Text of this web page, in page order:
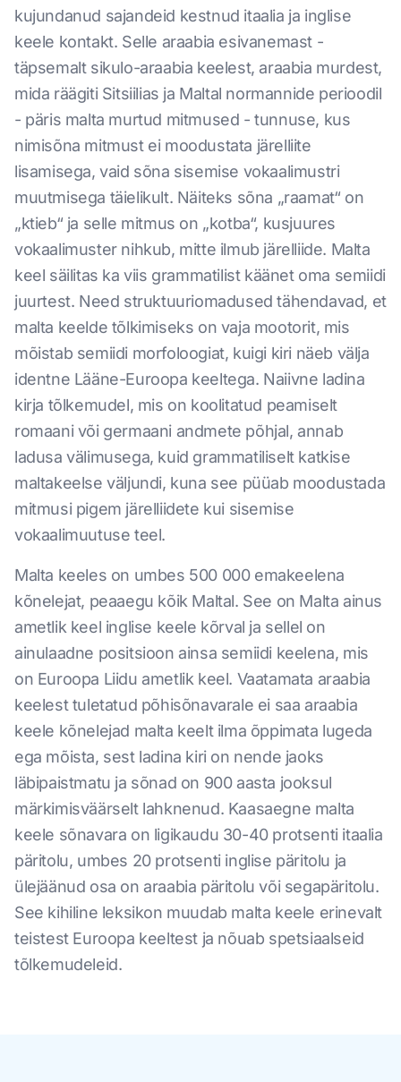
kujundanud sajandeid kestnud itaalia ja inglise
keele kontakt. Selle araabia esivanemast -
täpsemalt sikulo-araabia keelest, araabia murdest,
mida räägiti Sitsiilias ja Maltal normannide perioodil
- päris malta murtud mitmused - tunnuse, kus
nimisõna mitmust ei moodustata järelliite
lisamisega, vaid sõna sisemise vokaalimustri
muutmisega täielikult. Näiteks sõna „raamat“ on
„ktieb“ ja selle mitmus on „kotba“, kusjuures
vokaalimuster nihkub, mitte ilmub järelliide. Malta
keel säilitas ka viis grammatilist käänet oma semiidi
juurtest. Need struktuuriomadused tähendavad, et
malta keelde tõlkimiseks on vaja mootorit, mis
mõistab semiidi morfoloogiat, kuigi kiri näeb välja
identne Lääne-Euroopa keeltega. Naiivne ladina
kirja tõlkemudel, mis on koolitatud peamiselt
romaani või germaani andmete põhjal, annab
ladusa välimusega, kuid grammatiliselt katkise
maltakeelse väljundi, kuna see püüab moodustada
mitmusi pigem järelliidete kui sisemise
vokaalimuutuse teel.
Malta keeles on umbes 500 000 emakeelena
kõnelejat, peaaegu kõik Maltal. See on Malta ainus
ametlik keel inglise keele kõrval ja sellel on
ainulaadne positsioon ainsa semiidi keelena, mis
on Euroopa Liidu ametlik keel. Vaatamata araabia
keelest tuletatud põhisõnavarale ei saa araabia
keele kõnelejad malta keelt ilma õppimata lugeda
ega mõista, sest ladina kiri on nende jaoks
läbipaistmatu ja sõnad on 900 aasta jooksul
märkimisväärselt lahknenud. Kaasaegne malta
keele sõnavara on ligikaudu 30-40 protsenti itaalia
päritolu, umbes 20 protsenti inglise päritolu ja
ülejäänud osa on araabia päritolu või segapäritolu.
See kihiline leksikon muudab malta keele erinevalt
teistest Euroopa keeltest ja nõuab spetsiaalseid
tõlkemudeleid.